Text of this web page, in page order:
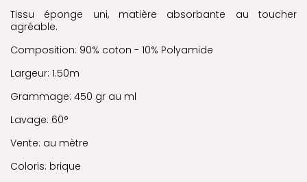
Tissu éponge uni, matière absorbante au toucher
agréable.
Composition: 90% coton - 10% Polyamide
Largeur: 1.50m
Grammage: 450 gr au ml
Lavage: 60°
Vente: au mètre
Coloris: brique